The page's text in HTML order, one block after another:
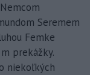
Seremem
Femke
prekážky.
niekoľkých